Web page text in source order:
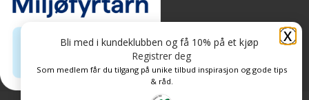
X
Bli med i kundeklubben og få 10% på et kjøp
Registrer deg
Som medlem får du tilgang på unike tilbud inspirasjon og gode tips
& råd.